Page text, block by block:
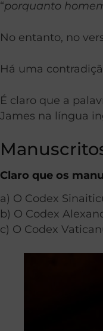
“porquanto
No entanto, no
Há uma
É claro que a
James na língua
Claro que os
a) O Codex
b) O Codex
c) O Codex